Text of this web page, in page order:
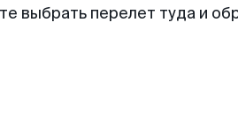
выбрать перелет туда и